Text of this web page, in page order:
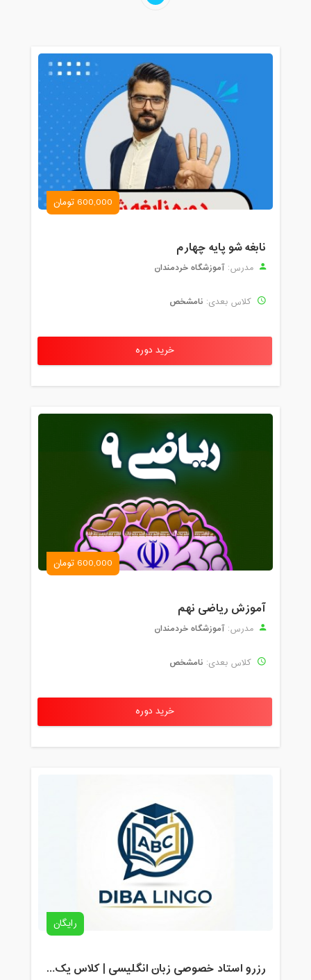
600,000 تومان
نابغه شو پایه چهارم
مدرس: آموزشگاه خردمندان
کلاس بعدی: نامشخص
خرید دوره
600,000 تومان
آموزش ریاضی نهم
مدرس: آموزشگاه خردمندان
کلاس بعدی: نامشخص
خرید دوره
رایگان
رزرو استاد خصوصی زبان انگلیسی | کلاس یک‌نفره با زهرا اسفندیاری + مشاوره رایگان